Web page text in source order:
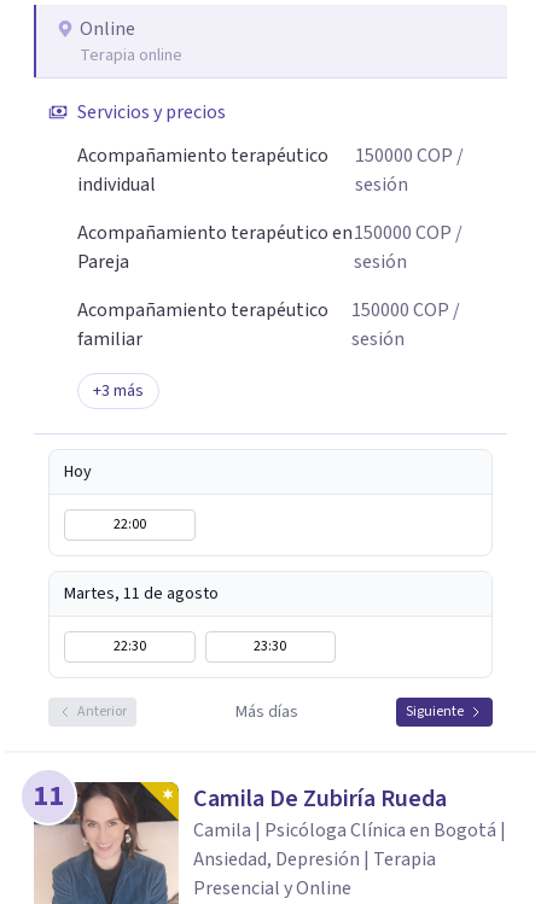
Online
Terapia online
Servicios y precios
Acompañamiento terapéutico
individual
150000COP /
sesión
Acompañamiento terapéutico en
Pareja
150000COP /
sesión
Acompañamiento terapéutico
familiar
150000COP /
sesión
+3 más
Hoy
22:00
Martes, 11 de agosto
22:30 23:30
Anterior Más días Siguiente
11 Camila De Zubiría Rueda
Camila | Psicóloga Clínica en Bogotá |
Ansiedad, Depresión | Terapia
Presencial y Online